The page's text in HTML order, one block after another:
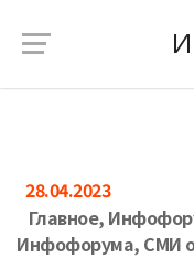
28.04.2023
Главное,
Инфофорума, СМИ